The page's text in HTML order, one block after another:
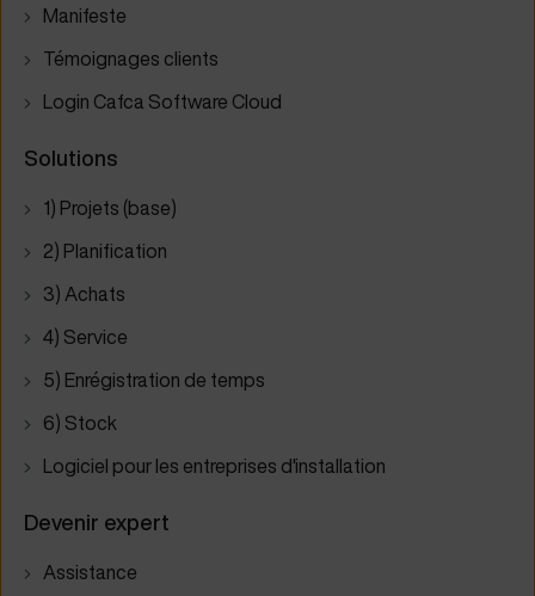
Manifeste
Témoignages clients
Login Cafca Software Cloud
Solutions
1) Projets (base)
2) Planification
3) Achats
4) Service
5) Enrégistration de temps
6) Stock
Logiciel pour les entreprises d'installation
Devenir expert
Assistance